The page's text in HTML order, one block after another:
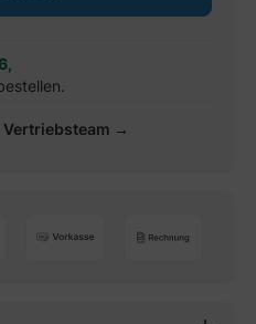
Vertriebsteam →